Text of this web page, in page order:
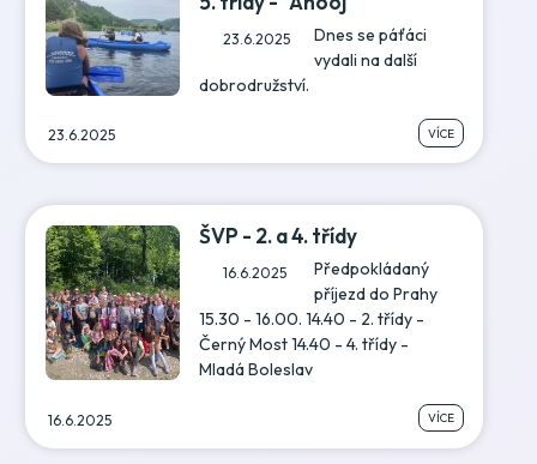
23.6.2025
Dnes se páťáci
vydali na další
dobrodružství.
23.6.2025 VÍCE
ŠVP - 2. a 4. třídy
16.6.2025
Předpokládaný
příjezd do Prahy
15.30 - 16.00. 14.40 - 2. třídy -
Černý Most 14.40 - 4. třídy -
Mladá Boleslav
16.6.2025 VÍCE